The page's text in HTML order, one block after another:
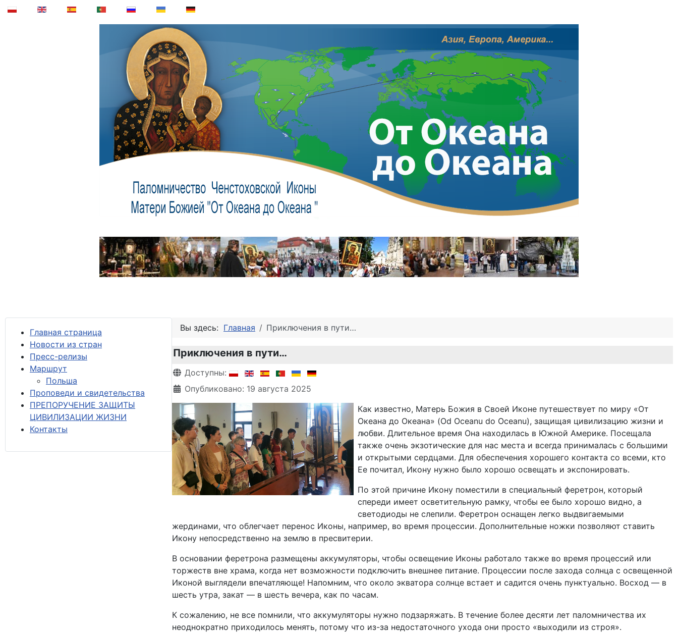
Главная страница
Новости из стран
Пресс-релизы
Маршрут
Польша
Проповеди и свидетельства
ПРЕПОРУЧЕНИЕ ЗАЩИТЫ
ЦИВИЛИЗАЦИИ ЖИЗНИ
Контакты
Вы здесь: Главная Приключения в пути…
Приключения в пути…
Информация о материале
Доступны:
Опубликовано: 19 августа 2025
Как известно, Матерь Божия в Своей Иконе путешествует по миру «От
Океана до Океана» (Od Oceanu do Oceanu), защищая цивилизацию жизни и
любви. Длительное время Она находилась в Южной Америке. Посещала
также очень экзотические для нас места и всегда принималась с большими
и открытыми сердцами. Для обеспечения хорошего контакта со всеми, кто
Ее почитал, Икону нужно было хорошо освещать и экспонировать.
По этой причине Икону поместили в специальный феретрон, который
спереди имеет осветительную рамку, чтобы ее было хорошо видно, а
светодиоды не слепили. Феретрон оснащен легко выдвигаемыми
жердинами, что облегчает перенос Иконы, например, во время процессии. Дополнительные ножки позволяют ставить
Икону непосредственно на землю в пресвитерии.
В основании феретрона размещены аккумуляторы, чтобы освещение Иконы работало также во время процессий или
торжеств вне храма, когда нет возможности подключить внешнее питание. Процессии после захода солнца с освещенной
Иконой выглядели впечатляюще! Напомним, что около экватора солнце встает и садится очень пунктуально. Восход — в
шесть утра, закат — в шесть вечера, как по часам.
К сожалению, не все помнили, что аккумуляторы нужно подзаряжать. В течение более десяти лет паломничества их
неоднократно приходилось менять, потому что из-за недостаточного ухода они просто «выходили из строя».